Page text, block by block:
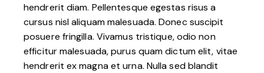
hendrerit diam. Pellentesque egestas risus a
cursus nisl aliquam malesuada. Donec suscipit
posuere fringilla. Vivamus tristique, odio non
efficitur malesuada, purus quam dictum elit, vitae
hendrerit ex magna et urna. Nulla sed blandit